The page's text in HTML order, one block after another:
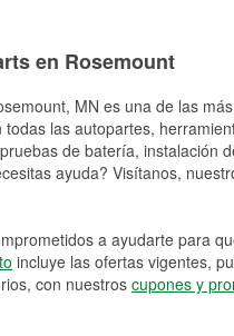
en Rosemount
, MN es una de las
las autopartes,
de batería, instalación
ayuda? Visítanos,
a ayudarte para
incluye las ofertas vigentes,
con nuestros cupones y